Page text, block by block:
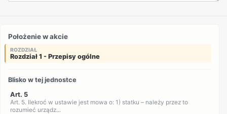
Położenie w akcie
ROZDZIAŁ
Rozdział 1 - Przepisy ogólne
Blisko w tej jednostce
Art. 5
Art. 5. Ilekroć w ustawie jest mowa o: 1) statku – należy przez to
rozumieć urządz...